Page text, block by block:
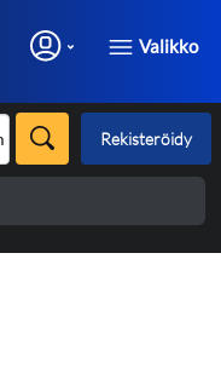
Valikko
Rekisteröidy